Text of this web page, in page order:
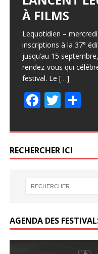
À FILMS
Lequotidien –
inscriptions à la 37°
jusqu’au 15
rendez-vous qui
festival. Le […]
F
e
b
o
o
T
itt
er
P
ta
er
RECHERCHER ICI
AGENDA DES